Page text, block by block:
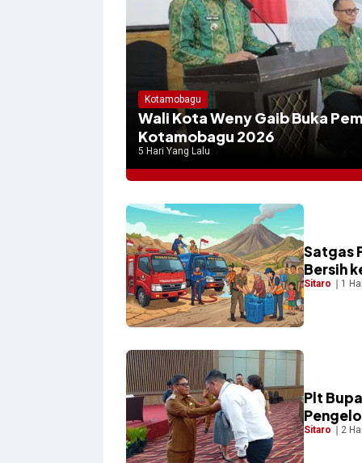
Kotamobagu
Wali Kota Weny Gaib Buka
Kotamobagu 2026
5 Hari Yang Lalu
Satgas
Bersih
Sitaro 1
​Plt
Sitaro 2